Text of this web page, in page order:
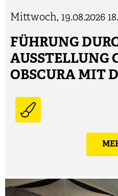
Mittwoch, 19.08.2026
FÜHRUNG
AUSSTELLUNG
OBSCURA MIT